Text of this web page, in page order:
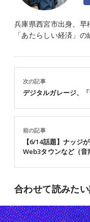
兵庫県西宮市出身、早
「あたらしい経済」の
前の記事
【6/14話題】ナッジ
Web3タウンなど（音
次の記事
デジタルガレージ、
合わせて読みた